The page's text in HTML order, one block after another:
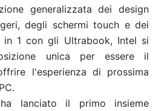
generalizzata dei design
degli schermi touch e dei
1 con gli Ultrabook, Intel si
unica per essere il
l'esperienza di prossima
lanciato il primo insieme